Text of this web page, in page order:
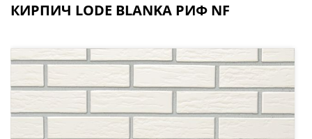
КИРПИЧ LODE BLANKA РИФ NF